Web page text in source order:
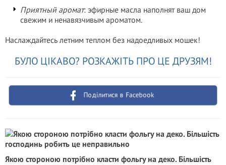
Приятный аромат: эфирные масла наполнят ваш дом
свежим и ненавязчивым ароматом.
Наслаждайтесь летним теплом без надоедливых мошек!
БУЛО ЦІКАВО? РОЗКАЖІТЬ ПРО ЦЕ ДРУЗЯМ!
Поділитися в Facebook
Якою стороною потрібно класти фольгу на деко. Більшість